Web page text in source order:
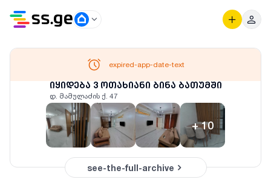
იყიდება 3 ოთახიანი ბინა ბათუმში
დ. მამულაძის ქ. 47
+10
expired-app-date-text
see-the-full-archive